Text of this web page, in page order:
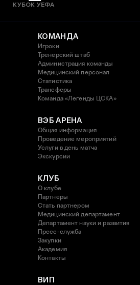
КУБОК УЕФА
КОМАНДА
Игроки
Тренерский штаб
Администрация команды
Медицинский персонал
Статистика
Трансферы
Команда «Легенды ЦСКА»
ВЭБ АРЕНА
Общая информация
Проведение мероприятий
Услуги в день матча
Экскурсии
КЛУБ
О клубе
Партнеры
Стать партнером
Медицинский департамент
Департамент науки и развития
Пресс-служба
Закупки
Академия
Контакты
ВИП